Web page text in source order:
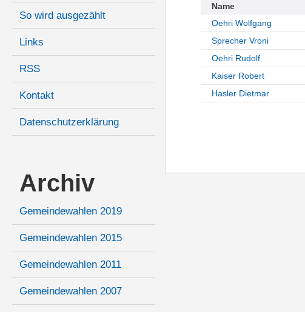
So wird ausgezählt
Links
RSS
Kontakt
Datenschutzerklärung
Archiv
Gemeindewahlen 2019
Gemeindewahlen 2015
Gemeindewahlen 2011
Gemeindewahlen 2007
Name
Oehri Wolfgang
Sprecher Vroni
Oehri Rudolf
Kaiser Robert
Hasler Dietmar